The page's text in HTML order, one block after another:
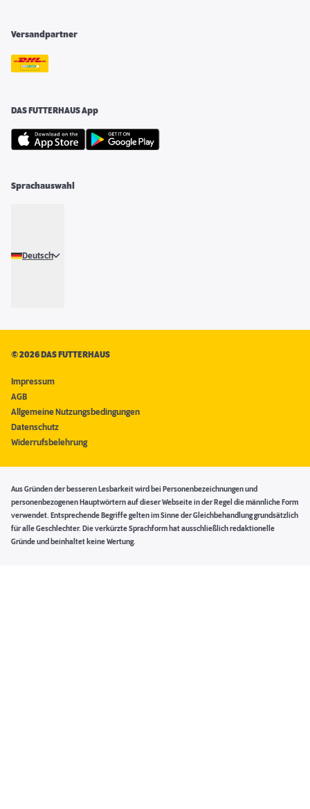
Versandpartner
DAS FUTTERHAUS App
Sprachauswahl
Deutsch
©2026 DAS FUTTERHAUS
Impressum
AGB
Allgemeine Nutzungsbedingungen
Datenschutz
Widerrufsbelehrung
Aus Gründen der besseren Lesbarkeit wird bei Personenbezeichnungen und
personenbezogenen Hauptwörtern auf dieser Webseite in der Regel die männliche Form
verwendet. Entsprechende Begriffe gelten im Sinne der Gleichbehandlung grundsätzlich
für alle Geschlechter. Die verkürzte Sprachform hat ausschließlich redaktionelle
Gründe und beinhaltet keine Wertung.